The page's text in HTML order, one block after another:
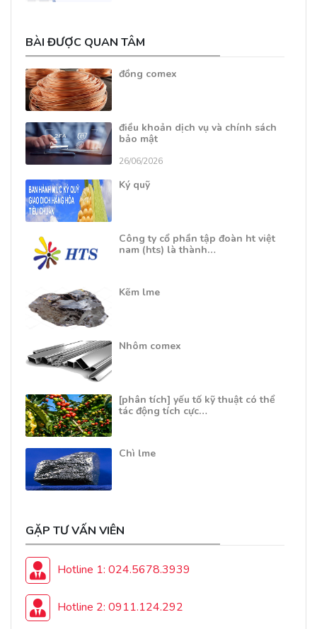
BÀI ĐƯỢC QUAN TÂM
đồng comex
điều khoản dịch vụ và chính sách
bảo mật
26/06/2026
Ký quỹ
Công ty cổ phần tập đoàn ht việt
nam (hts) là thành…
Kẽm lme
Nhôm comex
[phân tích] yếu tố kỹ thuật có thể
tác động tích cực…
Chì lme
GẶP TƯ VẤN VIÊN
Hotline 1: 024.5678.3939
Hotline 2: 0911.124.292